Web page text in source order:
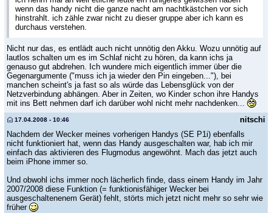
wenn das handy nicht die ganze nacht am nachtkästchen vor sich
hinstrahlt. ich zähle zwar nicht zu dieser gruppe aber ich kann es
durchaus verstehen.
Nicht nur das, es entlädt auch nicht unnötig den Akku. Wozu unnötig auf
lautlos schalten um es im Schlaf nicht zu hören, da kann ichs ja
genauso gut abdrehen. Ich wundere mich eigentlich immer über die
Gegenargumente ("muss ich ja wieder den Pin eingeben..."), bei
manchen scheint's ja fast so als würde das Lebensglück von der
Netzverbindung abhängen. Aber in Zeiten, wo Kinder schon ihre Handys
mit ins Bett nehmen darf ich darüber wohl nicht mehr nachdenken...
nitschi
17.04.2008 - 10:46
Nachdem der Wecker meines vorherigen Handys (SE P1i) ebenfalls
nicht funktioniert hat, wenn das Handy ausgeschalten war, hab ich mir
einfach das aktivieren des Flugmodus angewöhnt. Mach das jetzt auch
beim iPhone immer so.
Und obwohl ichs immer noch lächerlich finde, dass einem Handy im Jahr
2007/2008 diese Funktion (= funktionisfähiger Wecker bei
ausgeschaltenenem Gerät) fehlt, störts mich jetzt nicht mehr so sehr wie
früher